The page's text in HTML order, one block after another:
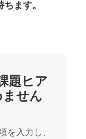
ます。
題ヒア
ません
を入力し、